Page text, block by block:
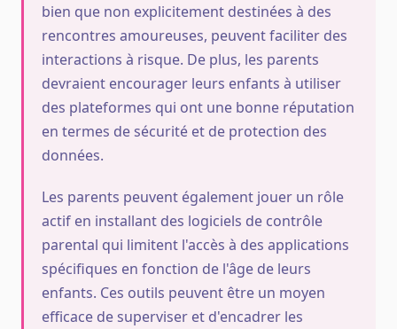
bien que non explicitement destinées à des
rencontres amoureuses, peuvent faciliter des
interactions à risque. De plus, les parents
devraient encourager leurs enfants à utiliser
des plateformes qui ont une bonne réputation
en termes de sécurité et de protection des
données.
Les parents peuvent également jouer un rôle
actif en installant des logiciels de contrôle
parental qui limitent l'accès à des applications
spécifiques en fonction de l'âge de leurs
enfants. Ces outils peuvent être un moyen
efficace de superviser et d'encadrer les